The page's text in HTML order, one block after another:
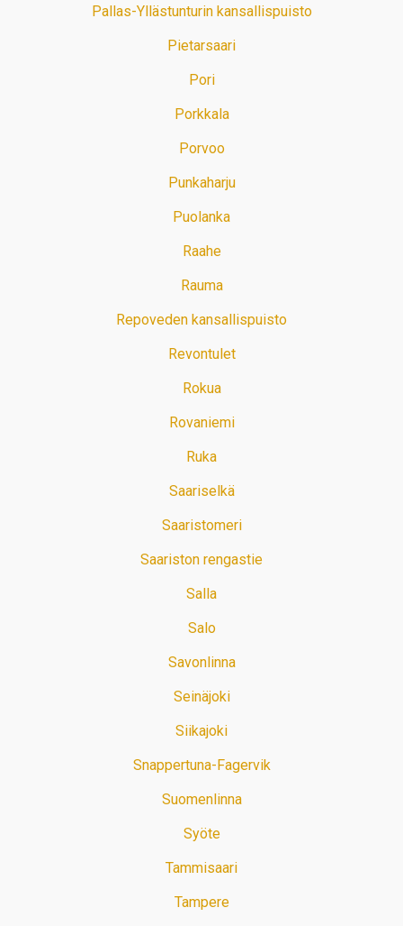
Pallas-Yllästunturin kansallispuisto
Pietarsaari
Pori
Porkkala
Porvoo
Punkaharju
Puolanka
Raahe
Rauma
Repoveden kansallispuisto
Revontulet
Rokua
Rovaniemi
Ruka
Saariselkä
Saaristomeri
Saariston rengastie
Salla
Salo
Savonlinna
Seinäjoki
Siikajoki
Snappertuna-Fagervik
Suomenlinna
Syöte
Tammisaari
Tampere